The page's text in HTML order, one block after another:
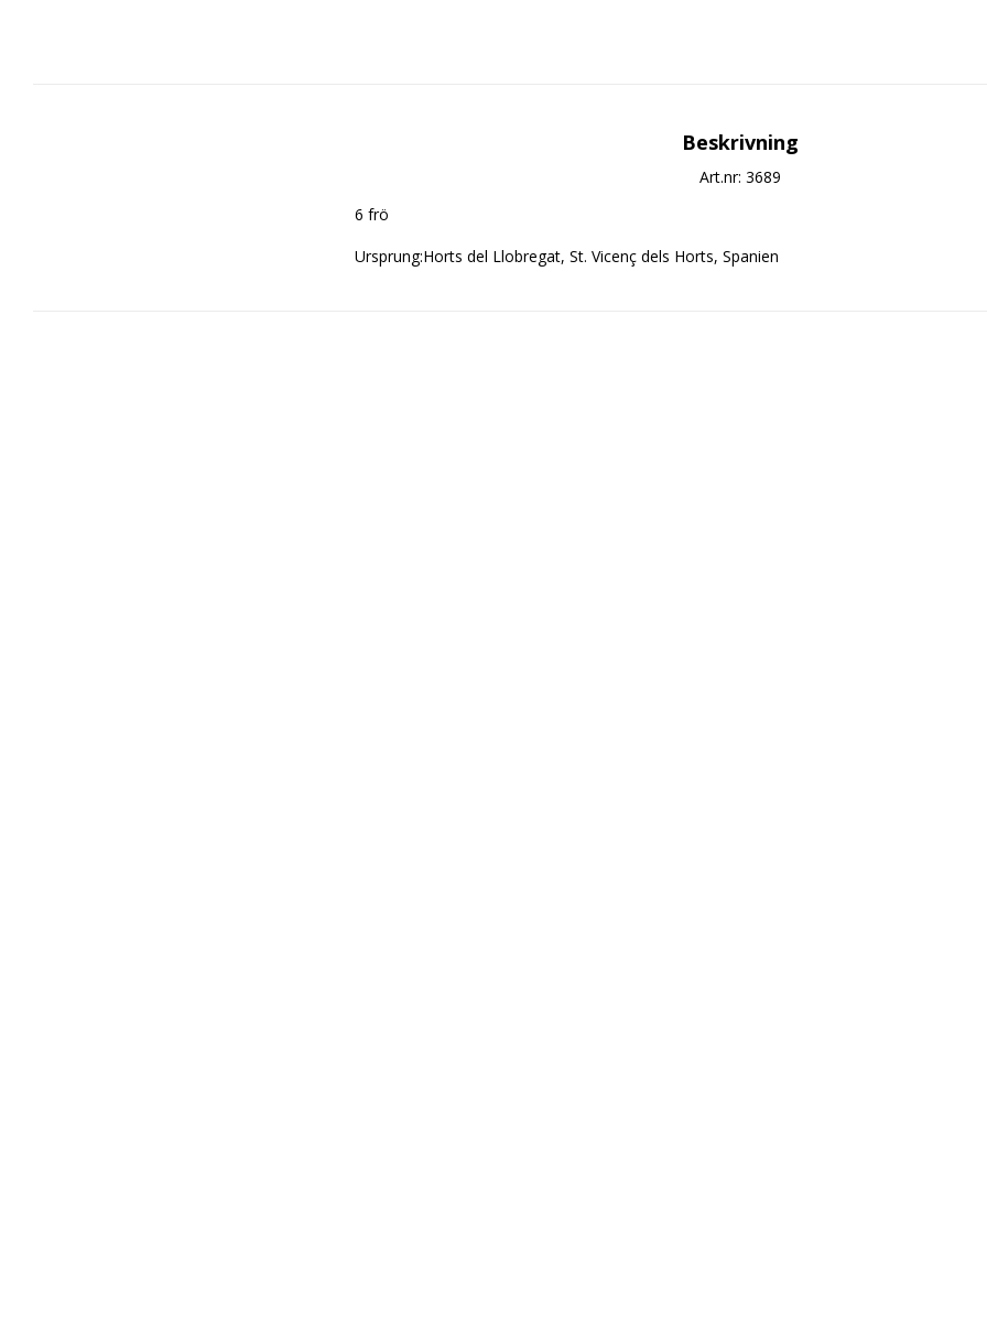
Beskrivning
Art.nr: 3689
6 frö
Ursprung:Horts del Llobregat, St. Vicenç dels Horts, Spanien